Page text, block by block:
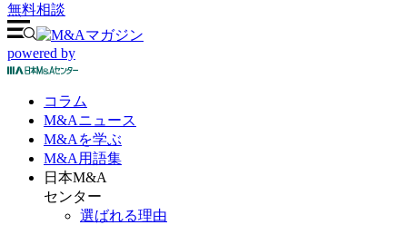
無料相談
powered by
コラム
M&Aニュース
M&Aを学ぶ
M&A 用語集
日本M&A
センター
選ばれる理由